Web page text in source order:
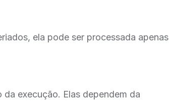
ela pode ser processada apenas
execução. Elas dependem da